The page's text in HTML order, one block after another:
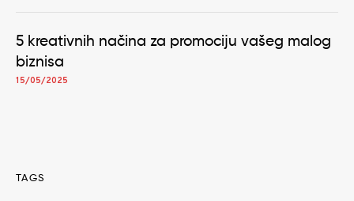
5 kreativnih načina za promociju vašeg malog
biznisa
15/05/2025
TAGS